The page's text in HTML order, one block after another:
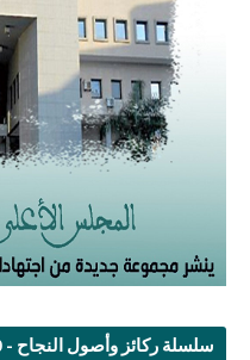
سلسلة ركائز وأصول النجاح - 10 اجزاء - القضاء المحاماة ...